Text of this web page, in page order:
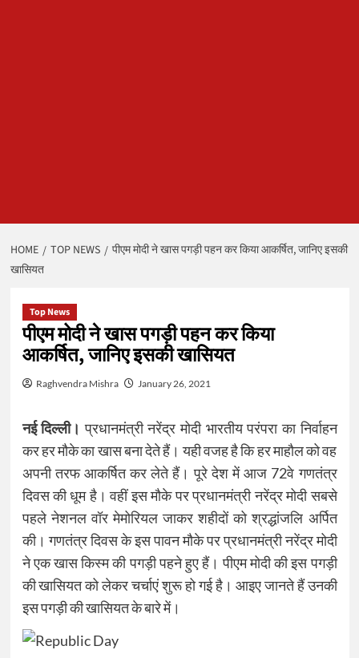
HOME TOP NEWS
पीएम मोदी ने खास पगड़ी पहन कर किया आकर्षित, जानिए इसकी
खासियत
Top News
पीएम मोदी ने खास पगड़ी पहन कर किया
आकर्षित, जानिए इसकी खासियत
Raghvendra Mishra January 26, 2021
नई दिल्ली। प्रधानमंत्री नरेंद्र मोदी भारतीय परंपरा का निर्वाहन
कर हर मौके का खास बना देते हैं। यही वजह है कि हर माहौल को वह
अपनी तरफ आकर्षित कर लेते हैं। पूरे देश में आज 72वे गणतंत्र
दिवस की धूम है। वहीं इस मौके पर प्रधानमंत्री नरेंद्र मोदी सबसे
पहले नेशनल वॉर मेमोरियल जाकर शहीदों को श्रद्धांजलि अर्पित
की। गणतंत्र दिवस के इस पावन मौके पर प्रधानमंत्री नरेंद्र मोदी
ने एक खास किस्म की पगड़ी पहने हुए हैं। पीएम मोदी की इस पगड़ी
की खासियत को लेकर चर्चाएं शुरू हो गई है। आइए जानते हैं उनकी
इस पगड़ी की खासियत के बारे में।